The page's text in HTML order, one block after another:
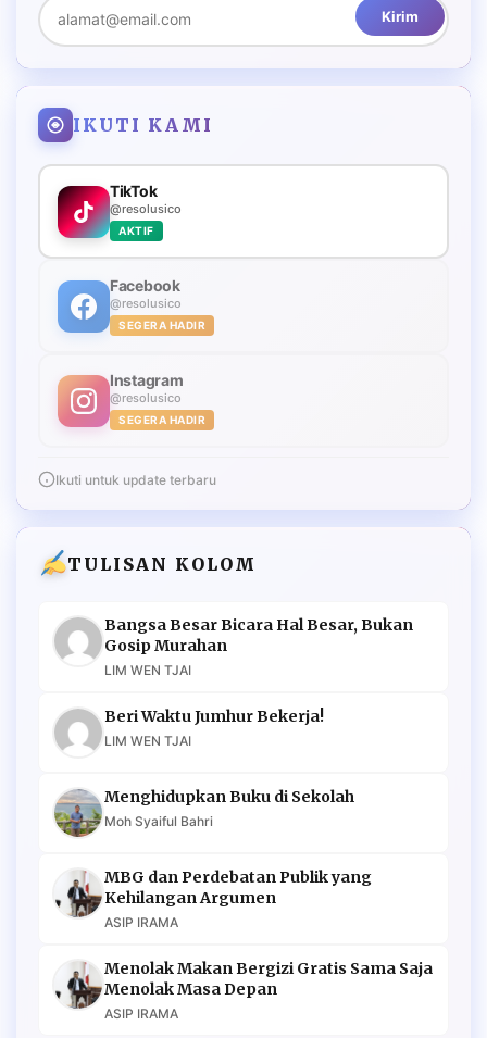
Kirim
IKUTI KAMI
TikTok
@resolusico
AKTIF
Facebook
@resolusico
SEGERA HADIR
Instagram
@resolusico
SEGERA HADIR
Ikuti untuk update terbaru
TULISAN KOLOM
Bangsa Besar Bicara Hal Besar, Bukan
Gosip Murahan
LIM WEN TJAI
Beri Waktu Jumhur Bekerja!
LIM WEN TJAI
Menghidupkan Buku di Sekolah
Moh Syaiful Bahri
MBG dan Perdebatan Publik yang
Kehilangan Argumen
ASIP IRAMA
Menolak Makan Bergizi Gratis Sama Saja
Menolak Masa Depan
ASIP IRAMA